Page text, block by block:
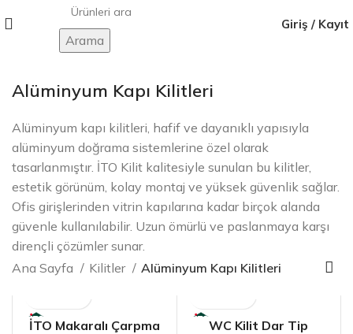
Arama
Giriş / Kayıt
Alüminyum Kapı Kilitleri
Alüminyum kapı kilitleri, hafif ve dayanıklı yapısıyla
alüminyum doğrama sistemlerine özel olarak
tasarlanmıştır. İTO Kilit kalitesiyle sunulan bu kilitler,
estetik görünüm, kolay montaj ve yüksek güvenlik sağlar.
Ofis girişlerinden vitrin kapılarına kadar birçok alanda
güvenle kullanılabilir. Uzun ömürlü ve paslanmaya karşı
dirençli çözümler sunar.
Ana Sayfa
Kilitler Alüminyum Kapı Kilitleri
İTO Makaralı Çarpma
WC Kilit Dar Tip